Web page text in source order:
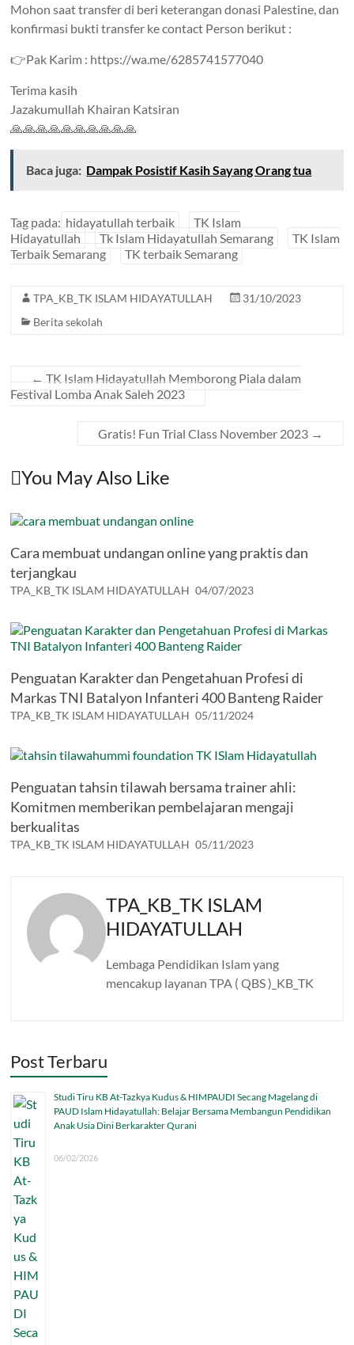
Mohon saat transfer di beri keterangan donasi Palestine, dan
konfirmasi bukti transfer ke contact Person berikut :
👉Pak Karim : https://wa.me/6285741577040
Terima kasih
Jazakumullah Khairan Katsiran
🙏🙏🙏🙏🙏🙏🙏🙏🙏🙏
Baca juga: Dampak Posistif Kasih Sayang Orang tua
Tag pada: hidayatullah terbaik
TK Islam
Hidayatullah
Tk Islam Hidayatullah Semarang
TK Islam
Terbaik Semarang
TK terbaik Semarang
TPA_KB_TK ISLAM HIDAYATULLAH
31/10/2023
Berita sekolah
← TK Islam Hidayatullah Memborong Piala dalam
Festival Lomba Anak Saleh 2023
Gratis! Fun Trial Class November 2023 →
You May Also Like
Cara membuat undangan online yang praktis dan
terjangkau
TPA_KB_TK ISLAM HIDAYATULLAH 04/07/2023
Penguatan Karakter dan Pengetahuan Profesi di
Markas TNI Batalyon Infanteri 400 Banteng Raider
TPA_KB_TK ISLAM HIDAYATULLAH 05/11/2024
Penguatan tahsin tilawah bersama trainer ahli:
Komitmen memberikan pembelajaran mengaji
berkualitas
TPA_KB_TK ISLAM HIDAYATULLAH 05/11/2023
TPA_KB_TK ISLAM
HIDAYATULLAH
Lembaga Pendidikan Islam yang
mencakup layanan TPA ( QBS )_KB_TK
Post Terbaru
Studi Tiru KB At-Tazkya Kudus & HIMPAUDI Secang Magelang di
PAUD Islam Hidayatullah: Belajar Bersama Membangun Pendidikan
Anak Usia Dini Berkarakter Qurani
06/02/2026